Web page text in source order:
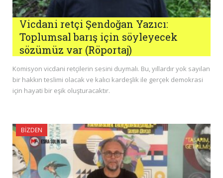
Vicdani retçi Şendoğan Yazıcı:
Toplumsal barış için söyleyecek
sözümüz var (Röportaj)
Komisyon vicdani retçilerin sesini duymalı. Bu, yıllardır yok sayılan
bir hakkın teslimi olacak ve kalıcı kardeşlik ile gerçek demokrasi
için hayati bir eşik oluşturacaktır.
BIZDEN